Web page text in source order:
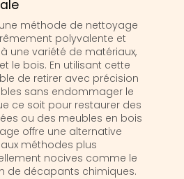
méthode de nettoyage
polyvalente et
une variété de matériaux,
le bois. En utilisant cette
de retirer avec précision
sans endommager le
ce soit pour restaurer des
ou des meubles en bois
offre une alternative
méthodes plus
nocives comme le
de décapants chimiques.